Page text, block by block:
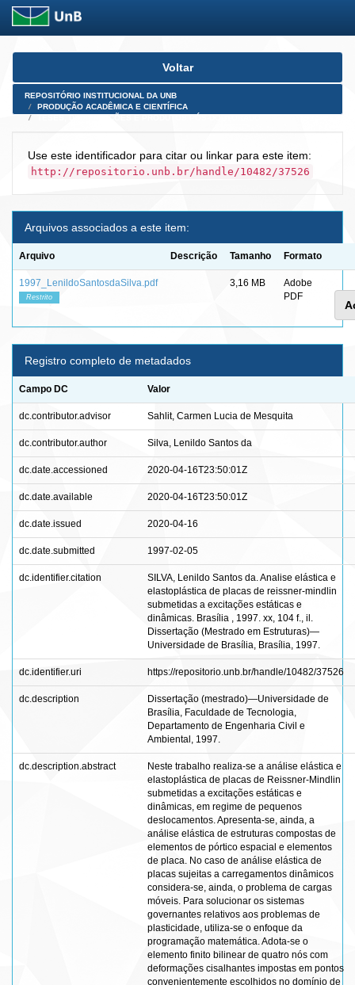
Skip
Voltar
REPOSITÓRIO INSTITUCIONAL DA UNB
PRODUÇÃO ACADÊMICA E CIENTÍFICA
Use este identificador para citar ou linkar para este item:
http://repositorio.unb.br/handle/10482/37526
Arquivos associados a este item:
Arquivo Descrição Tamanho Formato
1997_LenildoSantosdaSilva.pdf
Restrito
3,16 MB
Adobe
PDF
Registro completo de metadados
Campo DC Valor
dc.contributor.advisor Sahlit, Carmen Lucia de Mesquita
dc.contributor.author Silva, Lenildo Santos da
dc.date.accessioned 2020-04-16T23:50:01Z
dc.date.available 2020-04-16T23:50:01Z
dc.date.issued 2020-04-16
dc.date.submitted 1997-02-05
dc.identifier.citation
SILVA, Lenildo Santos da. Analise elástica e
elastoplástica de placas de reissner-mindlin
submetidas a excitações estáticas e
dinâmicas. Brasília , 1997. xx, 104 f., il.
Dissertação (Mestrado em Estruturas)—
Universidade de Brasília, Brasília, 1997.
dc.identifier.uri https://repositorio.unb.br/handle/10482/37526
dc.description
Dissertação (mestrado)—Universidade de
Brasília, Faculdade de Tecnologia,
Departamento de Engenharia Civil e
Ambiental, 1997.
dc.description.abstract
Neste trabalho realiza-se a análise elástica e
elastoplástica de placas de Reissner-Mindlin
submetidas a excitações estáticas e
dinâmicas, em regime de pequenos
deslocamentos. Apresenta-se, ainda, a
análise elástica de estruturas compostas de
elementos de pórtico espacial e elementos
de placa. No caso de análise elástica de
placas sujeitas a carregamentos dinâmicos
considera-se, ainda, o problema de cargas
móveis. Para solucionar os sistemas
governantes relativos aos problemas de
plasticidade, utiliza-se o enfoque da
programação matemática. Adota-se o
elemento finito bilinear de quatro nós com
deformações cisalhantes impostas em pontos
convenientemente escolhidos no domínio de